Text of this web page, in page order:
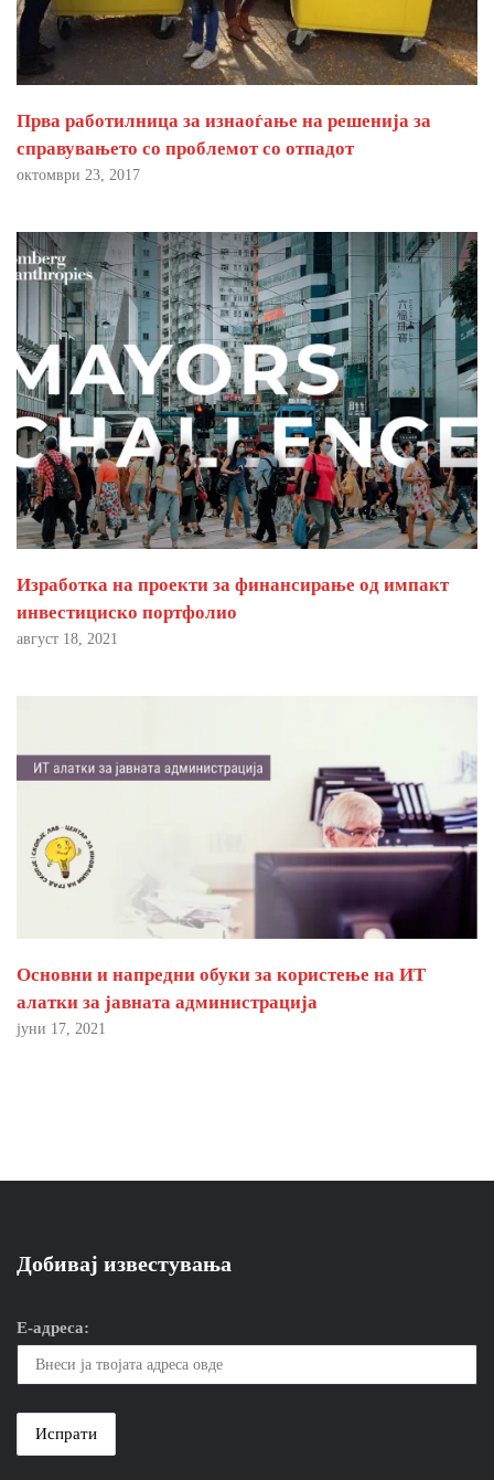
Прва работилница за изнаоѓање на решенија за
справувањето со проблемот со отпадот
октомври 23, 2017
Изработка на проекти за финансирање од импакт
инвестициско портфолио
август 18, 2021
Основни и напредни обуки за користење на ИТ
алатки за јавната администрација
јуни 17, 2021
Добивај известувања
Е-адреса: